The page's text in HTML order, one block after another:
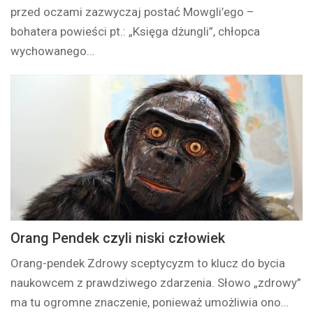
przed oczami zazwyczaj postać Mowgli’ego –
bohatera powieści pt.: „Księga dżungli”, chłopca
wychowanego…
Orang Pendek czyli niski człowiek
Orang-pendek Zdrowy sceptycyzm to klucz do bycia
naukowcem z prawdziwego zdarzenia. Słowo „zdrowy”
ma tu ogromne znaczenie, ponieważ umożliwia ono…